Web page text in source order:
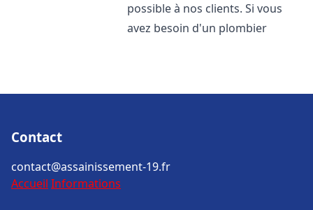
possible à nos clients. Si vous
avez besoin d'un plombier
Contact
contact@assainissement-19.fr
Accueil Informations